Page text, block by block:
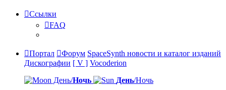
Ссылки
FAQ
Портал Форум SpaceSynth новости и каталог изданий
Дискографии [ V ] Vocoderion
День/Ночь День/Ночь